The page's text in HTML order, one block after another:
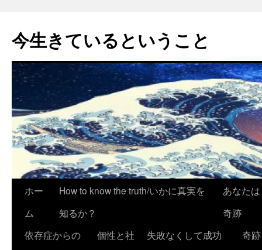
今生きているということ
テ
ホー
ム
How to know the truth/いかに真実を
知るか？
あなたは
奇跡
依存症からの
個性と社
失敗なくして成功
奇